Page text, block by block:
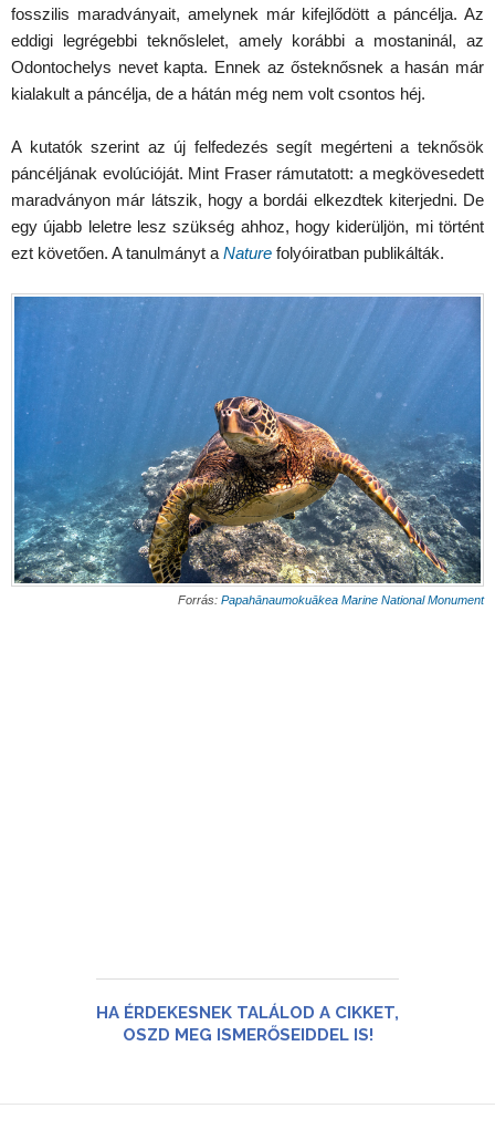
fosszilis maradványait, amelynek már kifejlődött a páncélja. Az
eddigi legrégebbi teknőslelet, amely korábbi a mostaninál, az
Odontochelys nevet kapta. Ennek az ősteknősnek a hasán már
kialakult a páncélja, de a hátán még nem volt csontos héj.
A kutatók szerint az új felfedezés segít megérteni a teknősök
páncéljának evolúcióját. Mint Fraser rámutatott: a megkövesedett
maradványon már látszik, hogy a bordái elkezdtek kiterjedni. De
egy újabb leletre lesz szükség ahhoz, hogy kiderüljön, mi történt
ezt követően. A tanulmányt a Nature folyóiratban publikálták.
Forrás: Papahānaumokuākea Marine National Monument
HA ÉRDEKESNEK TALÁLOD A CIKKET,
OSZD MEG ISMERŐSEIDDEL IS!